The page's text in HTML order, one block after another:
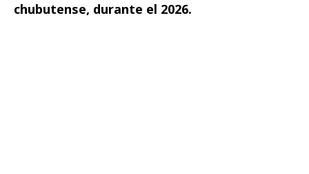
chubutense, durante el 2026.